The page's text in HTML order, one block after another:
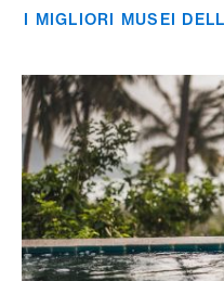
I MIGLIORI MUSEI